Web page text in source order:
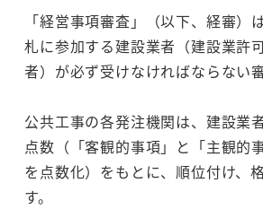
「経営事項審査」（以下、経審）
札に参加する建設業者（建設業許
者）が必ず受けなければならない審
公共工事の各発注機関は、建設業
点数（「客観的事項」と「主観的
を点数化）をもとに、順位付け、
す。